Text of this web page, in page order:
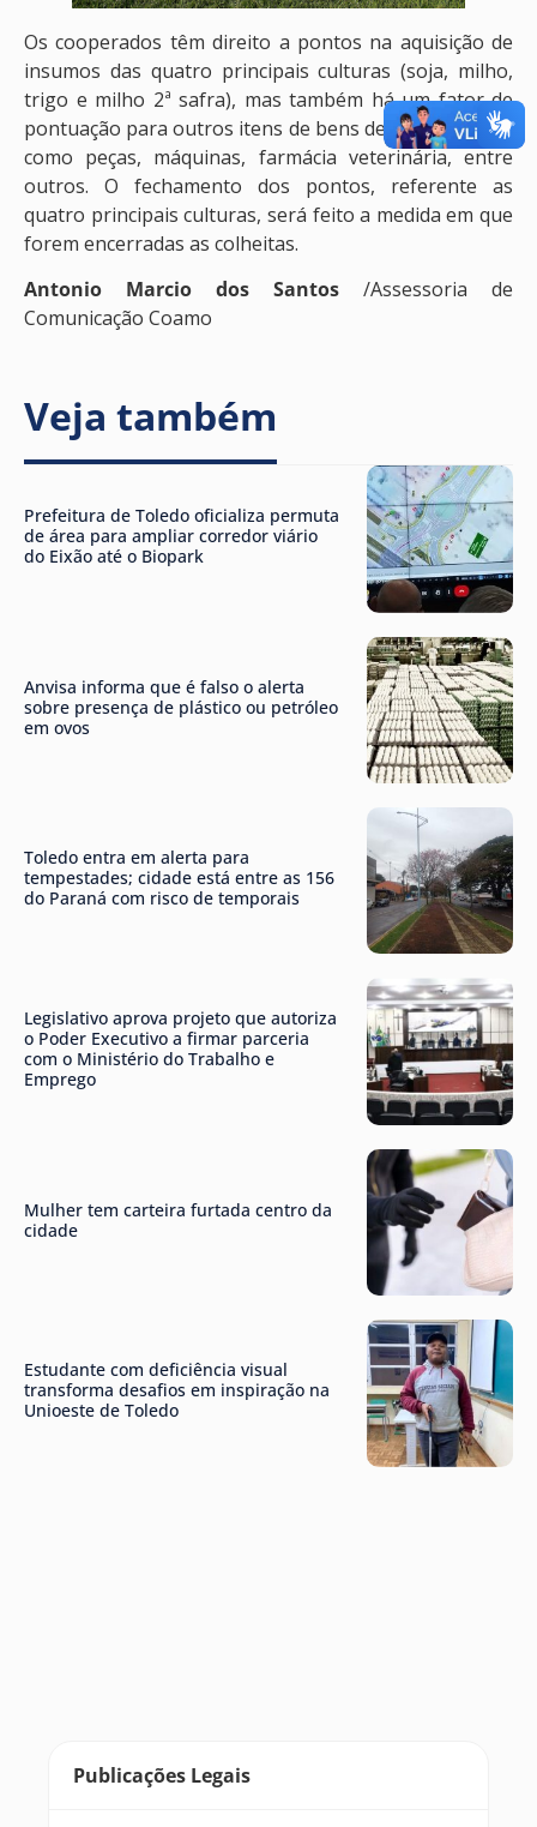
Os cooperados têm direito a pontos na aquisição de
insumos das quatro principais culturas (soja, milho,
trigo e milho 2ª safra), mas também há um fator de
pontuação para outros itens de bens de fornecimento
como peças, máquinas, farmácia veterinária, entre
outros. O fechamento dos pontos, referente as
quatro principais culturas, será feito a medida em que
forem encerradas as colheitas.
Antonio Marcio dos Santos /Assessoria de
Comunicação Coamo
Veja também
Prefeitura de Toledo oficializa permuta
de área para ampliar corredor viário
do Eixão até o Biopark
Anvisa informa que é falso o alerta
sobre presença de plástico ou petróleo
em ovos
Toledo entra em alerta para
tempestades; cidade está entre as 156
do Paraná com risco de temporais
Legislativo aprova projeto que autoriza
o Poder Executivo a firmar parceria
com o Ministério do Trabalho e
Emprego
Mulher tem carteira furtada centro da
cidade
Estudante com deficiência visual
transforma desafios em inspiração na
Unioeste de Toledo
Publicações Legais